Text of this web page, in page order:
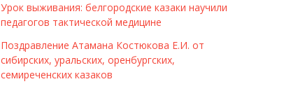
Урок выживания: белгородские казаки научили
педагогов тактической медицине
Поздравление Атамана Костюкова Е.И. от
сибирских, уральских, оренбургских,
семиреченских казаков